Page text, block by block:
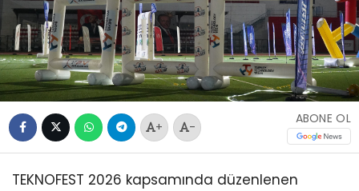
+ -
ABONE OL
TEKNOFEST 2026 kapsamında düzenlenen